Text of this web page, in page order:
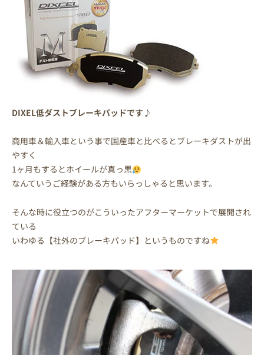
DIXEL低ダストブレーキパッドです♪
商用車＆輸入車という事で国産車と比べるとブレーキダストが出
やすく
1ヶ月もするとホイールが真っ黒
なんていうご経験がある方もいらっしゃると思います。
そんな時に役立つのがこういったアフターマーケットで展開され
ている
いわゆる【社外のブレーキパッド】というものですね